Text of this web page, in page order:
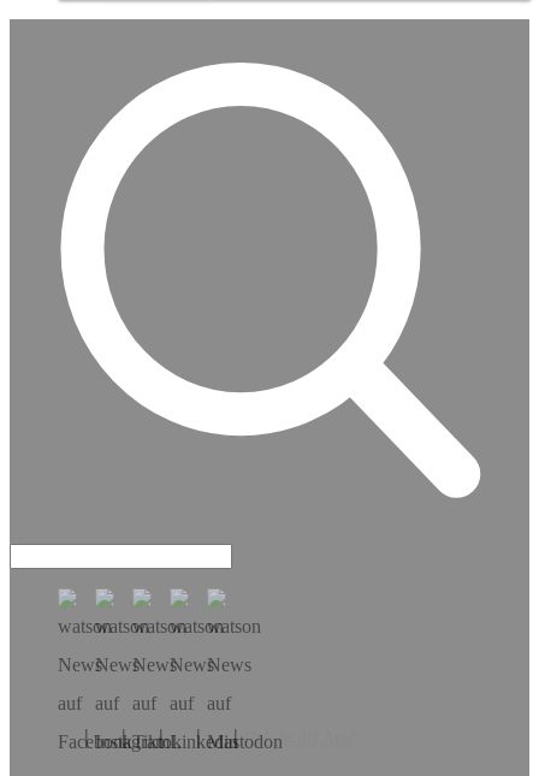
Hol dir die App!